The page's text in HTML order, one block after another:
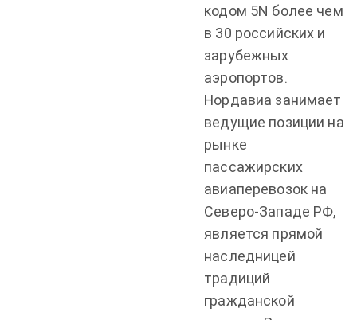
кодом 5N более чем
в 30 российских и
зарубежных
аэропортов.
Нордавиа занимает
ведущие позиции на
рынке
пассажирских
авиаперевозок на
Северо-Западе РФ,
является прямой
наследницей
традиций
гражданской